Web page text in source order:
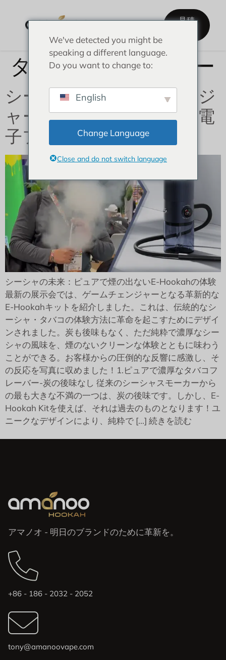
見積
タグ:アマノフッカー
シーシャのゲームチェンジ
ャー：ピュアで煙のない電
子フーカを体験しよう
シーシャの未来：ピュアで煙の出ないE-Hookahの体験
最新の展示会では、ゲームチェンジャーとなる革新的な
E-Hookahキットを紹介しました。これは、伝統的なシ
ーシャ・タバコの体験方法に革命を起こすためにデザイ
ンされました。炭も後味もなく、ただ純粋で濃厚なシー
シャの風味を、煙のないクリーンな体験とともに味わう
ことができる。お客様からの圧倒的な反響に感激し、そ
の反応を写真に収めました！1.ピュアで濃厚なタバコフ
レーバー-炭の後味なし 従来のシーシャスモーカーから
の最も大きな不満の一つは、炭の後味です。しかし、E-
Hookah Kitを使えば、それは過去のものとなります！ユ
ニークなデザインにより、純粋で [...] 続きを読む
アマノオ - 明日のブランドのために革新を。
+86 - 186 - 2032 - 2052
tony@amanoovape.com
We've detected you might be
speaking a different language.
Do you want to change to:
English
Change Language
Close and do not switch language